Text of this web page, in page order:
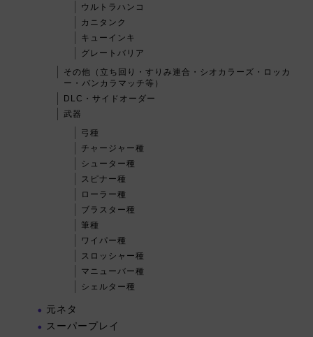
ウルトラハンコ
カニタンク
キューインキ
グレートバリア
その他（立ち回り・すりみ連合・シオカラーズ・ロッカ
ー・バンカラマッチ等）
DLC・サイドオーダー
武器
弓種
チャージャー種
シューター種
スピナー種
ローラー種
ブラスター種
筆種
ワイパー種
スロッシャー種
マニューバー種
シェルター種
元ネタ
スーパープレイ